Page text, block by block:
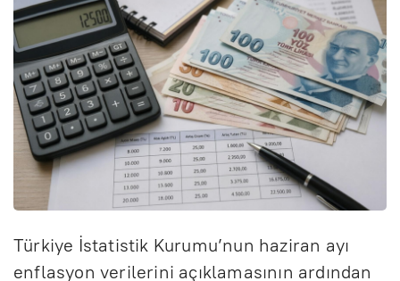
Türkiye İstatistik Kurumu’nun haziran ayı
enflasyon verilerini açıklamasının ardından